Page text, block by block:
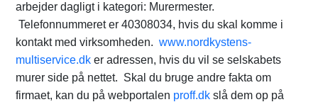
arbejder dagligt i kategori: Murermester.
Telefonnummeret er 40308034, hvis du skal komme i
kontakt med virksomheden. www.nordkystens-
multiservice.dk er adressen, hvis du vil se selskabets
murer side på nettet. Skal du bruge andre fakta om
firmaet, kan du på webportalen proff.dk slå dem op på